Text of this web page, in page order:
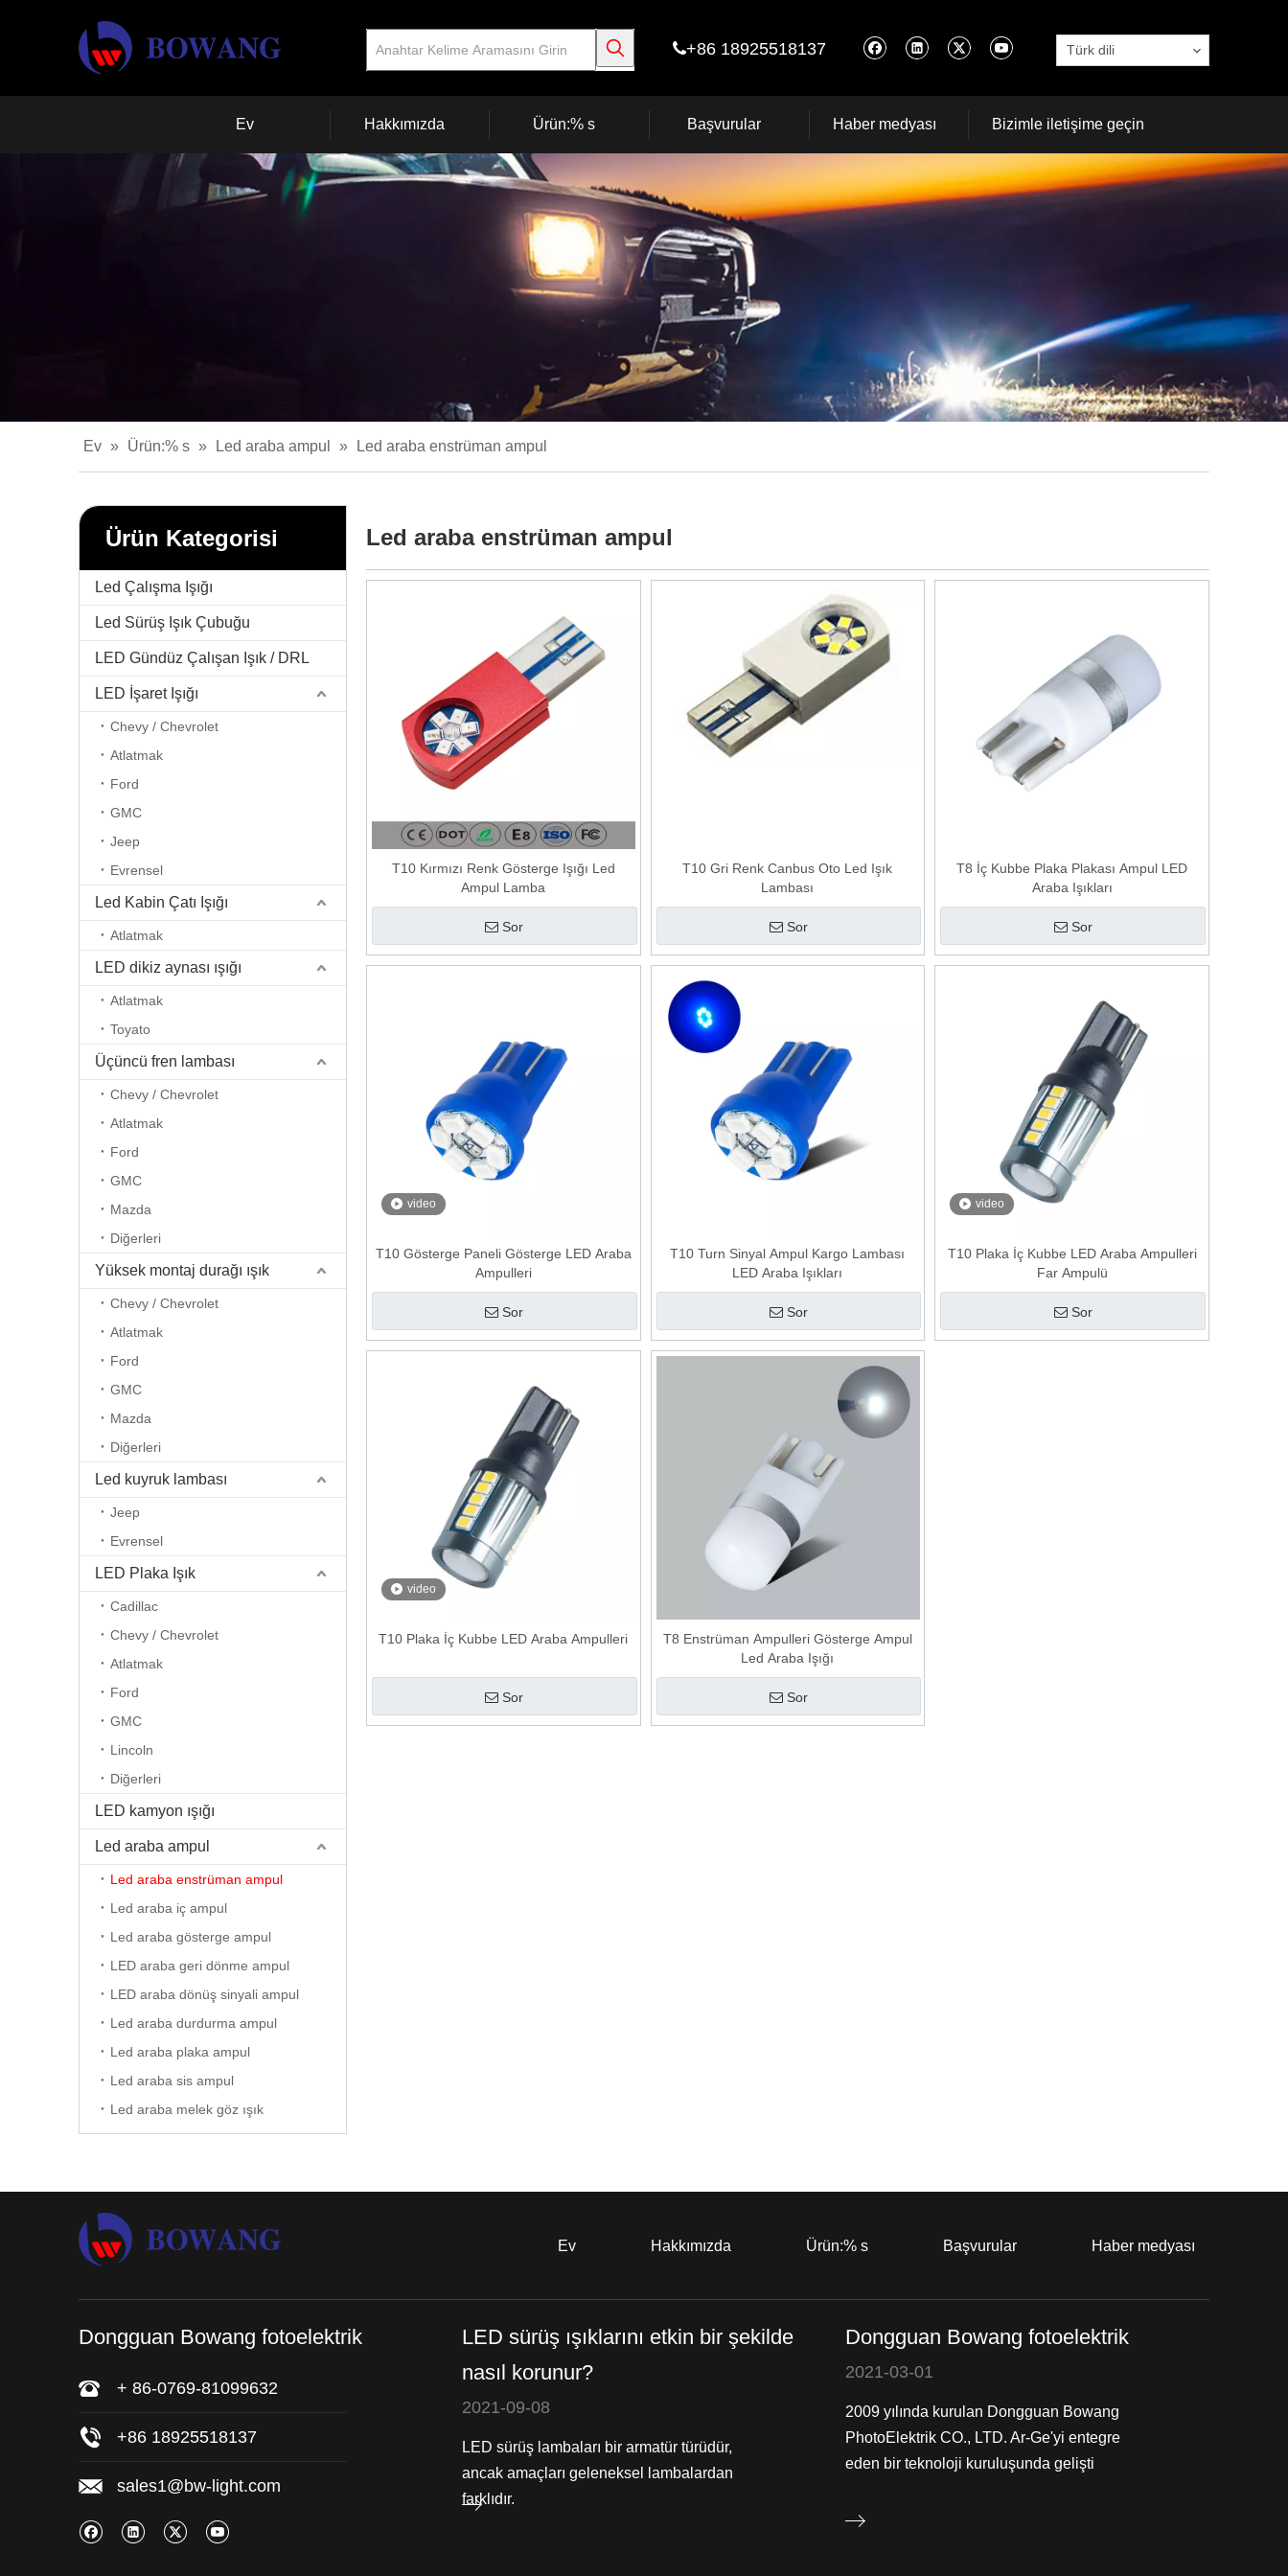
+86 18925518137 Türk dili
Ev Hakkımızda Ürün:% s Başvurular Haber medyası Bizimle iletişime geçin
Ev » Ürün:% s » Led araba ampul » Led araba enstrüman ampul
Ürün Kategorisi
Led Çalışma Işığı
Led Sürüş Işık Çubuğu
LED Gündüz Çalışan Işık / DRL
LED İşaret Işığı
Chevy / Chevrolet
Atlatmak
Ford
GMC
Jeep
Evrensel
Led Kabin Çatı Işığı
Atlatmak
LED dikiz aynası ışığı
Atlatmak
Toyato
Üçüncü fren lambası
Chevy / Chevrolet
Atlatmak
Ford
GMC
Mazda
Diğerleri
Yüksek montaj durağı ışık
Chevy / Chevrolet
Atlatmak
Ford
GMC
Mazda
Diğerleri
Led kuyruk lambası
Jeep
Evrensel
LED Plaka Işık
Cadillac
Chevy / Chevrolet
Atlatmak
Ford
GMC
Lincoln
Diğerleri
LED kamyon ışığı
Led araba ampul
Led araba enstrüman ampul
Led araba iç ampul
Led araba gösterge ampul
LED araba geri dönme ampul
LED araba dönüş sinyali ampul
Led araba durdurma ampul
Led araba plaka ampul
Led araba sis ampul
Led araba melek göz ışık
Led araba enstrüman ampul
T10 Kırmızı Renk Gösterge Işığı Led
Ampul Lamba
Sor
T10 Gri ​​Renk Canbus Oto Led Işık
Lambası
Sor
T8 İç Kubbe Plaka Plakası Ampul LED
Araba Işıkları
Sor
video
T10 Gösterge Paneli Gösterge LED Araba
Ampulleri
Sor
T10 Turn Sinyal Ampul Kargo Lambası
LED Araba Işıkları
Sor
video
T10 Plaka İç Kubbe LED Araba Ampulleri
Far Ampulü
Sor
video
T10 Plaka İç Kubbe LED Araba Ampulleri
Sor
T8 Enstrüman Ampulleri Gösterge Ampul
Led Araba Işığı
Sor
Ev Hakkımızda Ürün:% s Başvurular Haber medyası
Dongguan Bowang fotoelektrik
+ 86-0769-81099632
+86 18925518137
sales1@bw-light.com
LED sürüş ışıklarını etkin bir şekilde
nasıl korunur?
2021-09-08
LED sürüş lambaları bir armatür türüdür,
ancak amaçları geleneksel lambalardan
farklıdır.
Dongguan Bowang fotoelektrik
2021-03-01
2009 yılında kurulan Dongguan Bowang
PhotoElektrik CO., LTD. Ar-Ge'yi entegre
eden bir teknoloji kuruluşunda gelişti